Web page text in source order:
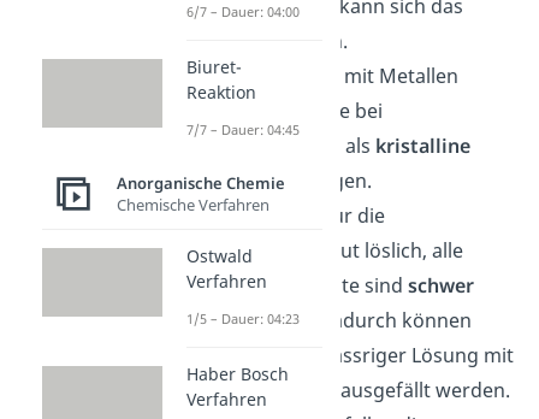
mit einem Metall kann sich das
allerdings ändern.
Carbonate bilden mit Metallen
, die bei
Raumtemperatur als kristalline
Feststoffevorliegen.
In Wasser sind nur die
Alkalicarbonate gut löslich, alle
anderen Carbonate sind schwer
wasserlöslich
. Dadurch können
Metallionen in wässriger Lösung mit
Alkalicarbonaten ausgefällt werden.
6/7 – Dauer: 04:00
Biuret-
Reaktion
7/7 – Dauer: 04:45
Anorganische Chemie
Chemische Verfahren
Ostwald
Verfahren
1/5 – Dauer: 04:23
Haber Bosch
Verfahren